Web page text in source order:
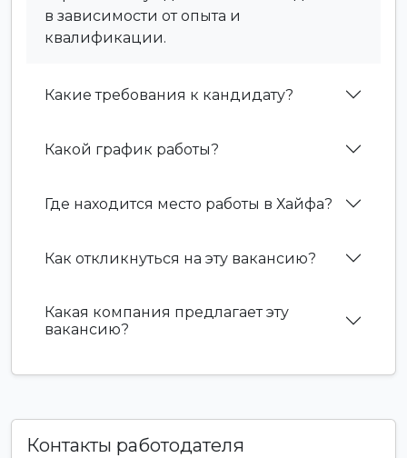
в зависимости от опыта и
квалификации.
Какие требования к кандидату?
Какой график работы?
Где находится место работы в Хайфа?
Как откликнуться на эту вакансию?
Какая компания предлагает эту
вакансию?
Контакты работодателя